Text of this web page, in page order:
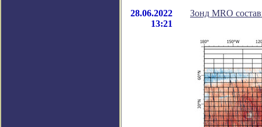
28.06.2022
13:21
Зонд MRO